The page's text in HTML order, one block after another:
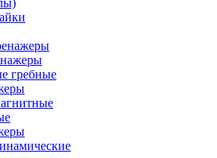
гребные